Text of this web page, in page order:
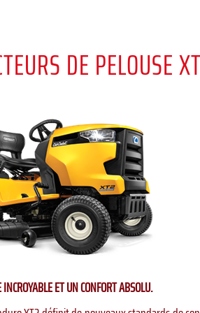
DE PELOUSE
INCROYABLE ET UN CONFORT ABSOLU.